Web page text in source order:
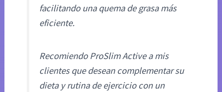
facilitando una quema de grasa más
eficiente.
Recomiendo ProSlim Active a mis
clientes que desean complementar su
dieta y rutina de ejercicio con un